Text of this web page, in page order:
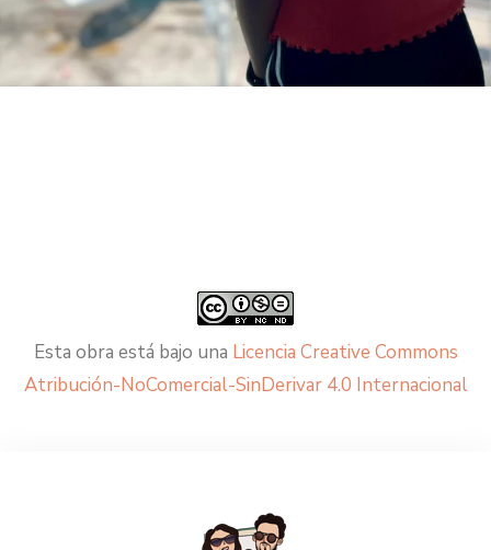
Esta obra está bajo una Licencia Creative Commons
Atribución-NoComercial-SinDerivar 4.0 Internacional